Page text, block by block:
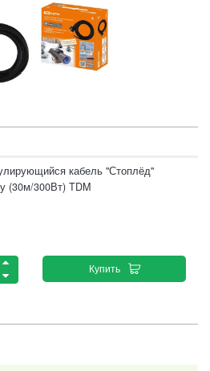
кабель "Стоплёд"
(30м/300Вт) TDM
Купить